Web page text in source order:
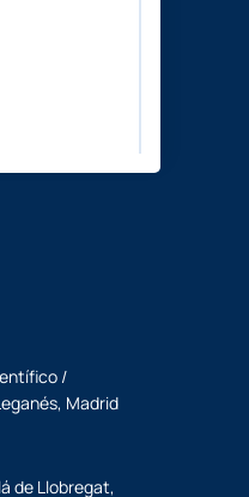
/
Madrid
de Llobregat,